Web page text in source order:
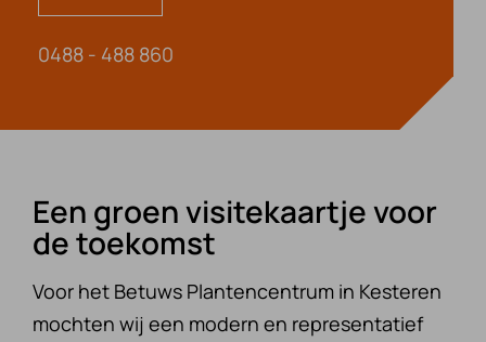
0488 - 488 860
Een groen visitekaartje voor
de toekomst
Voor het Betuws Plantencentrum in Kesteren
mochten wij een modern en representatief